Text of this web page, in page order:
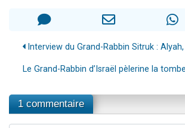
Interview du Grand-Rabbin Sitruk :
Le Grand-Rabbin d’Israël pèlerine la
1 commentaire